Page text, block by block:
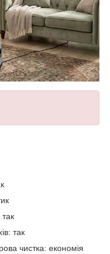
так
чистка: економія